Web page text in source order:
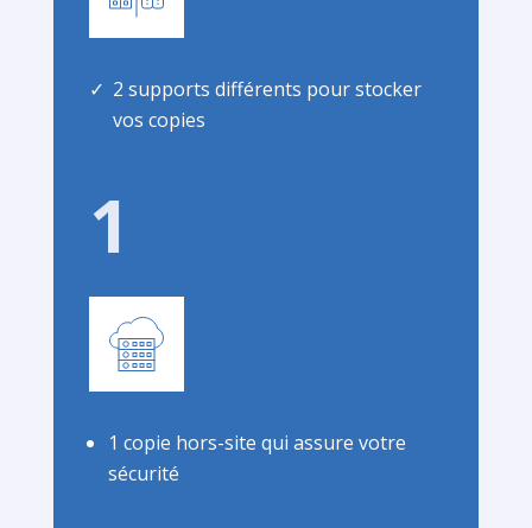
2 supports différents pour stocker
vos copies
1
1 copie hors-site qui assure votre
sécurité